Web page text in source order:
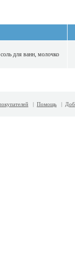
для ванн, молочко
| Помощь |